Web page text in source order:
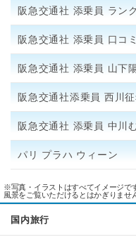
阪急交通社 添乗員 ランク
阪急交通社 添乗員 口コミ
阪急交通社 添乗員 山下
阪急交通社添乗員 西川
阪急交通社 添乗員 中川
パリ プラハ ウィーン
※写真・イラストはすべてイメージで
風景をご覧いただけるとはかぎりませ
国内旅行